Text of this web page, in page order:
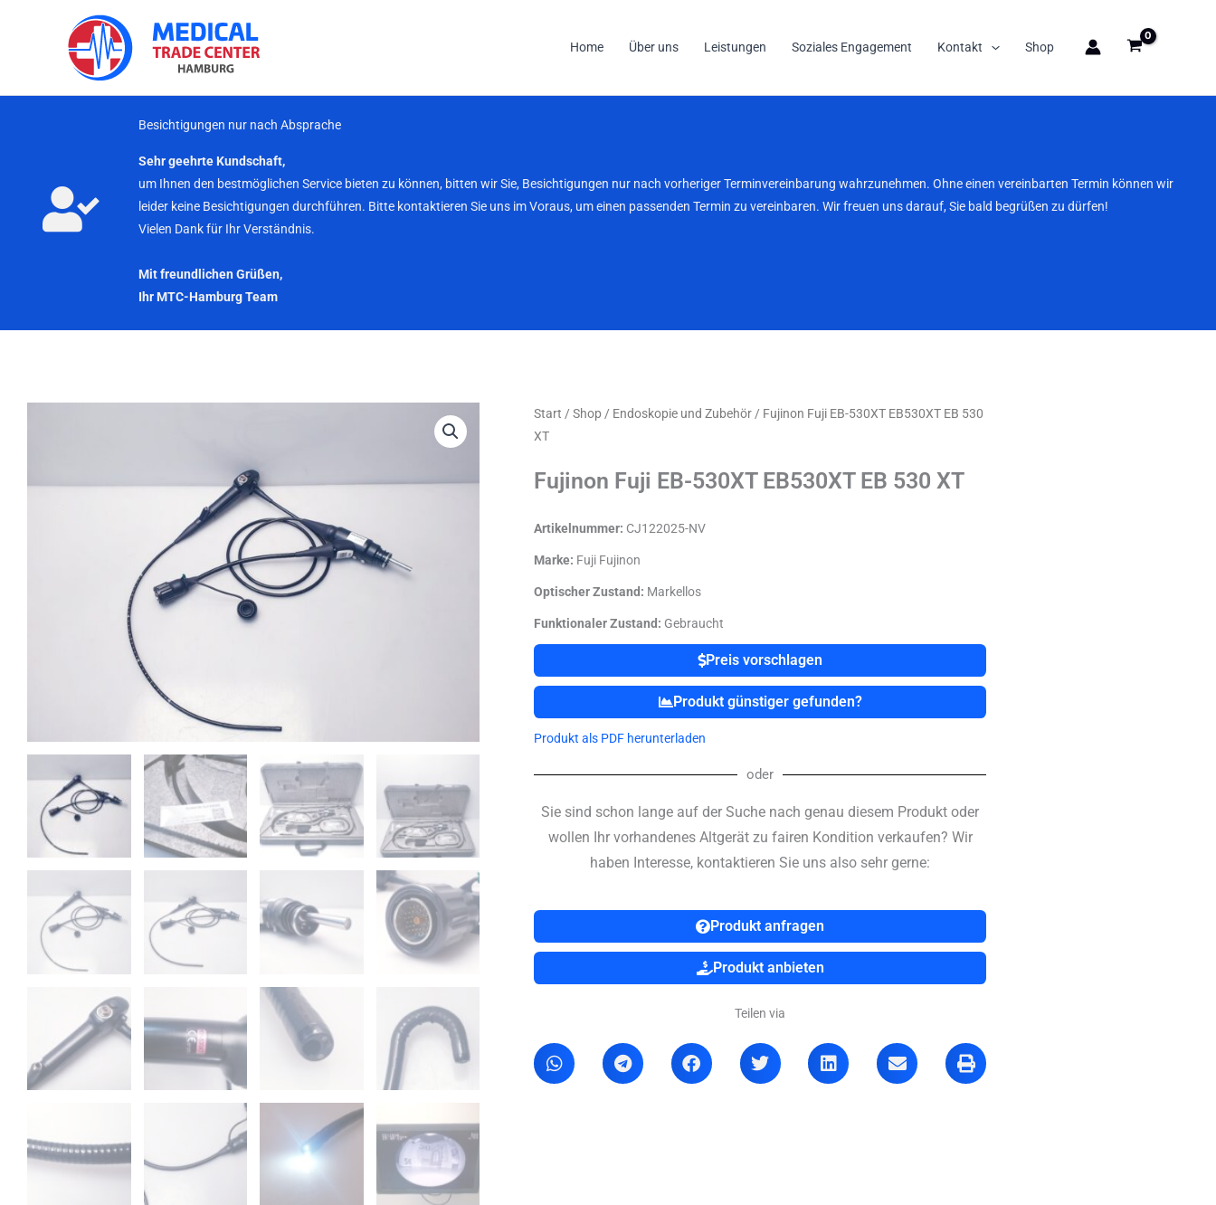
Home Über uns Leistungen Soziales Engagement Kontakt Shop
Besichtigungen nur nach Absprache
Sehr geehrte Kundschaft,
um Ihnen den bestmöglichen Service bieten zu können, bitten wir Sie, Besichtigungen nur nach vorheriger Terminvereinbarung wahrzunehmen. Ohne einen vereinbarten Termin können wir
leider keine Besichtigungen durchführen. Bitte kontaktieren Sie uns im Voraus, um einen passenden Termin zu vereinbaren. Wir freuen uns darauf, Sie bald begrüßen zu dürfen!
Vielen Dank für Ihr Verständnis.
Mit freundlichen Grüßen,
Ihr MTC-Hamburg Team
Start / Shop / Endoskopie und Zubehör / Fujinon Fuji EB-530XT EB530XT EB 530
XT
Fujinon Fuji EB-530XT EB530XT EB 530 XT
Artikelnummer: CJ122025-NV
Marke: Fuji Fujinon
Optischer Zustand: Markellos
Funktionaler Zustand: Gebraucht
Preis vorschlagen
Produkt günstiger gefunden?
Produkt als PDF herunterladen
oder
Sie sind schon lange auf der Suche nach genau diesem Produkt oder
wollen Ihr vorhandenes Altgerät zu fairen Kondition verkaufen? Wir
haben Interesse, kontaktieren Sie uns also sehr gerne:
Produkt anfragen
Produkt anbieten
Teilen via